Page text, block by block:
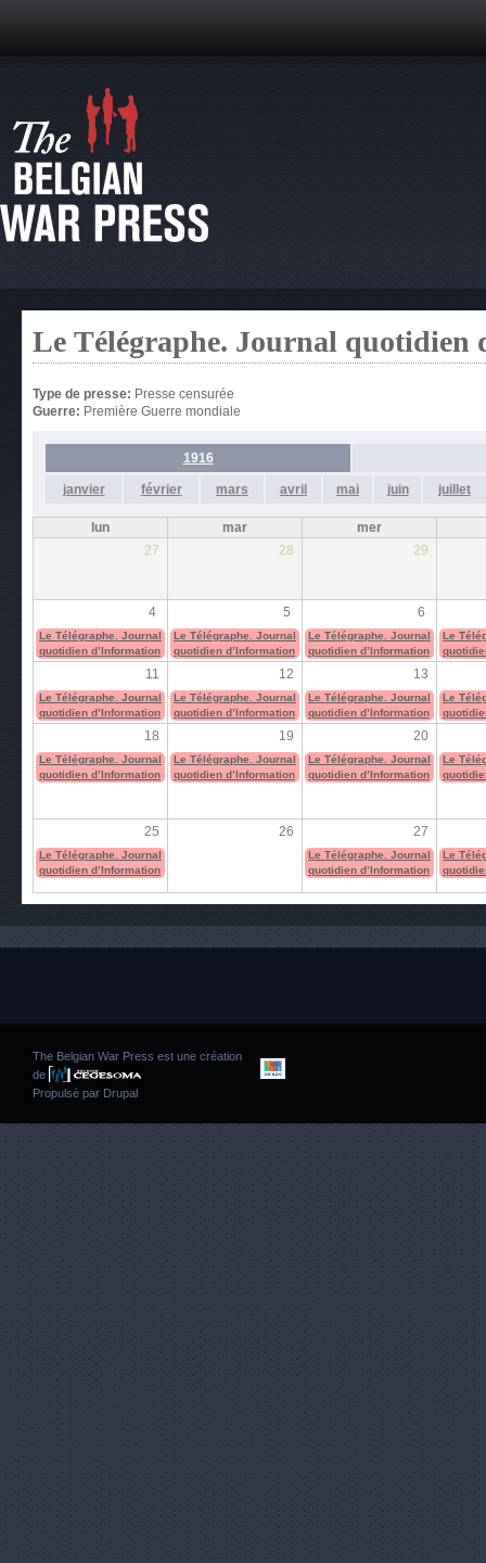
Le Télégraphe. Journal quotidien
Type de presse: Presse censurée
Guerre: Première Guerre mondiale
1916
janvier février mars avril mai juin juillet
lun mar
mer
27
28 29
4 5 6
Le Télégraphe. Journal
quotidien d’Information
Le Télégraphe. Journal
quotidien d’Information
Le Télégraphe. Journal
quotidien d’Information
Le
11 12 13
Le Télégraphe. Journal
quotidien d’Information
Le Télégraphe. Journal
quotidien d’Information
Le Télégraphe. Journal
quotidien d’Information
Le
18 19 20
Le Télégraphe. Journal
quotidien d’Information
Le Télégraphe. Journal
quotidien d’Information
Le Télégraphe. Journal
quotidien d’Information
Le
25 26 27
Le Télégraphe. Journal
quotidien d’Information
Le Télégraphe. Journal
quotidien d’Information
Le
The Belgian War Press est une création
de
Propulsé par Drupal